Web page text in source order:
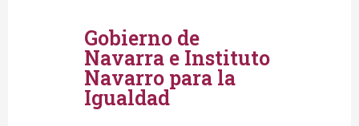
Gobierno de
Navarra e Instituto
Navarro para la
Igualdad